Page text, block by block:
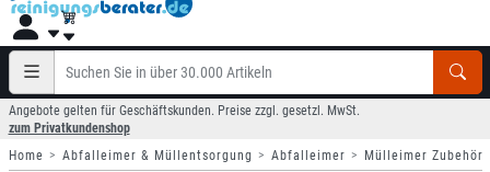
Angebote gelten für Geschäftskunden. Preise zzgl. gesetzl. MwSt.
zum Privatkundenshop
Home
Abfalleimer & Müllentsorgung Abfalleimer Mülleimer Zubehör